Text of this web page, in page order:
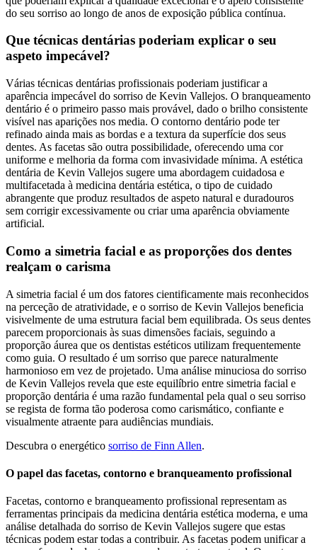
do seu sorriso ao longo de anos de exposição pública contínua.
Que técnicas dentárias poderiam explicar o seu
aspeto impecável?
Várias técnicas dentárias profissionais poderiam justificar a
aparência impecável do sorriso de Kevin Vallejos. O branqueamento
dentário é o primeiro passo mais provável, dado o brilho consistente
visível nas aparições nos media. O contorno dentário pode ter
refinado ainda mais as bordas e a textura da superfície dos seus
dentes. As facetas são outra possibilidade, oferecendo uma cor
uniforme e melhoria da forma com invasividade mínima. A estética
dentária de Kevin Vallejos sugere uma abordagem cuidadosa e
multifacetada à medicina dentária estética, o tipo de cuidado
abrangente que produz resultados de aspeto natural e duradouros
sem corrigir excessivamente ou criar uma aparência obviamente
artificial.
Como a simetria facial e as proporções dos dentes
realçam o carisma
A simetria facial é um dos fatores cientificamente mais reconhecidos
na perceção de atratividade, e o sorriso de Kevin Vallejos beneficia
visivelmente de uma estrutura facial bem equilibrada. Os seus dentes
parecem proporcionais às suas dimensões faciais, seguindo a
proporção áurea que os dentistas estéticos utilizam frequentemente
como guia. O resultado é um sorriso que parece naturalmente
harmonioso em vez de projetado. Uma análise minuciosa do sorriso
de Kevin Vallejos revela que este equilíbrio entre simetria facial e
proporção dentária é uma razão fundamental pela qual o seu sorriso
se regista de forma tão poderosa como carismático, confiante e
visualmente atraente para audiências mundiais.
Descubra o energético sorriso de Finn Allen.
O papel das facetas, contorno e branqueamento profissional
Facetas, contorno e branqueamento profissional representam as
ferramentas principais da medicina dentária estética moderna, e uma
análise detalhada do sorriso de Kevin Vallejos sugere que estas
técnicas podem estar todas a contribuir. As facetas podem unificar a